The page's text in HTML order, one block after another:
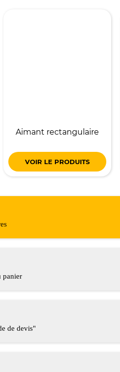
Aimant rectangulaire
VOIR LE PRODUITS
panier
de devis"